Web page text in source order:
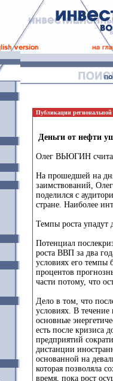
Публикации региональной
Деньги от нефти
Олег ВЬЮГИН
На прошедшей на
заимствований,
поделился с
стране. Наиболее
Темпы роста упадут
Потенциал
роста ВВП за два
условиях его темпы
процентов
части потому, что
Дело в том, что
условиях. В течение
основные
есть после кризиса
предприятий
дистанции
основанной на
которая позволяла
время, пока рост